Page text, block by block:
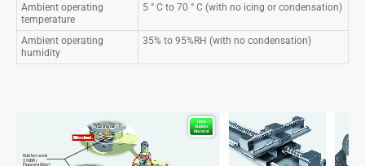
Ambient operating
temperature
5 ° C to 70 ° C (with no icing or condensation)
Ambient operating
humidity
35% to 95%RH (with no condensation)